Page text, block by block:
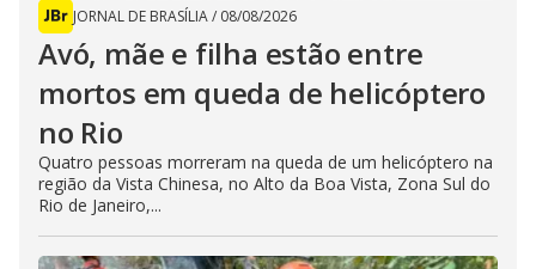
JORNAL DE BRASÍLIA/ 08/08/2026
Avó, mãe e filha estão entre
mortos em queda de helicóptero
no Rio
Quatro pessoas morreram na queda de um helicóptero na
região da Vista Chinesa, no Alto da Boa Vista, Zona Sul do
Rio de Janeiro,...